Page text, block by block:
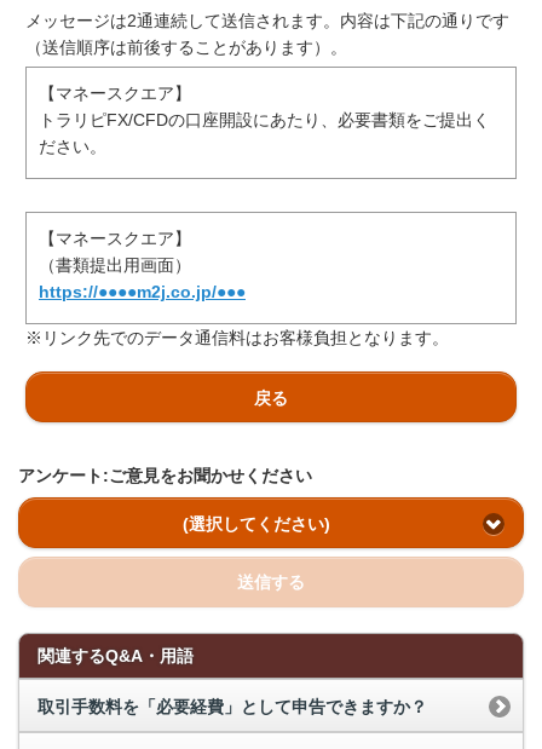
メッセージは2通連続して送信されます。内容は下記の通りです
（送信順序は前後することがあります）。
【マネースクエア】
トラリピFX/CFDの口座開設にあたり、必要書類をご提出く
ださい。
【マネースクエア】
（書類提出用画面）
https://●●●●m2j.co.jp/●●●
※リンク先でのデータ通信料はお客様負担となります。
戻る
アンケート:ご意見をお聞かせください
(選択してください)
送信する
関連するQ&A・用語
取引手数料を「必要経費」として申告できますか？